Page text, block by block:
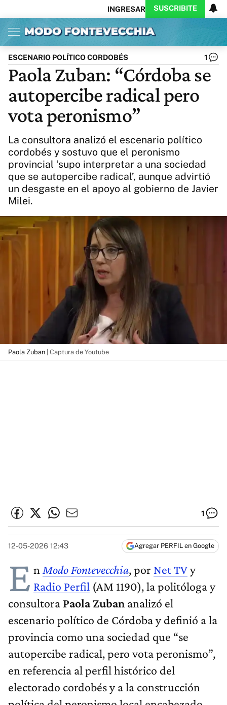
INGRESAR SUSCRIBITE
Inicio Ahora
Opinión
Política
Ciencia
Protagonistas
Cultura
Arte
Educación
Clima
Deportes
CARAS
Exitoina
Turismo
Videos
Córdoba
Business
Noticias
Exitoina
Gaming
Vivo
Diario del Juicio
Actualidad
ESCENARIO POLÍTICO CORDOBÉS 1
Paola Zuban: “Córdoba se
autopercibe radical pero
vota peronismo”
La consultora analizó el escenario político
cordobés y sostuvo que el peronismo
provincial ‘supo interpretar a una sociedad
que se autopercibe radical’, aunque advirtió
un desgaste en el apoyo al gobierno de Javier
Milei.
Paola Zuban | Captura de Youtube
1
12-05-2026 12:43 Agregar PERFIL en Google
E n Modo Fontevecchia, por Net TVy
Radio Perfil (AM 1190), la politóloga y
consultora Paola Zuban analizó el
escenario político de Córdoba y definió a la
provincia como una sociedad que “se
autopercibe radical, pero vota peronismo”,
en referencia al perfil histórico del
electorado cordobés y a la construcción